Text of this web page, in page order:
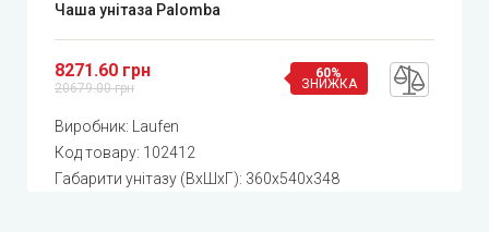
Чаша унітаза Palomba
8271.60 грн
20679.00 грн
60%
ЗНИЖКА
Виробник:
Laufen
Код товару: 102412
Габарити унітазу (ВхШхГ): 360х540х348